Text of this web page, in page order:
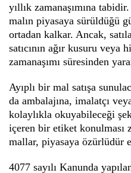
yıllık zamanaşımına
malın piyasaya sürüldüğü
ortadan kalkar. Ancak,
satıcının ağır kusuru veya
zamanaşımı süresinden
Ayıplı bir mal satışa
da ambalajına, imalatçı
kolaylıkla okuyabileceği
içeren bir etiket konulması
mallar, piyasaya özürlüdür
4077 sayılı Kanunda